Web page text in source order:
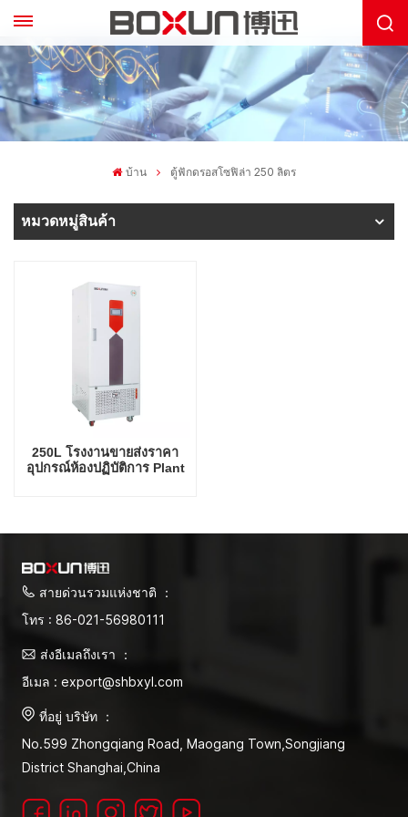
บ้าน ตู้ฟักดรอสโซฟิล่า 250 ลิตร
หมวดหมู่สินค้า
250L โรงงานขายส่งราคา
อุปกรณ์ห้องปฏิบัติการ Plant
สายด่วนรวมแห่งชาติ ：
โทร : 86-021-56980111
ส่งอีเมลถึงเรา ：
อีเมล : export@shbxyl.com
ที่อยู่ บริษัท ：
No.599 Zhongqiang Road, Maogang Town,Songjiang
District Shanghai,China